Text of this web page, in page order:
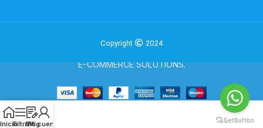
Copyright 2024
2023 CREATED BY XTEMOS STUDIO
E-COMMERCE SOLUTIONS.
InicioFiltroBlog
Mi cuenta